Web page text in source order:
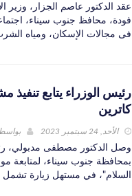
عقد الدكتور عاصم الجزار، وزير
فودة، محافظ جنوب سيناء،
فى مجالات الإسكان، ومياه
رئيس الوزراء يتابع
كاترين
الأحد, 24 سبتمبر 2023
وصل الدكتور مصطفى مدبولي،
بمحافظة جنوب سيناء، لمتابعة
السلام"، في مستهل زيارة